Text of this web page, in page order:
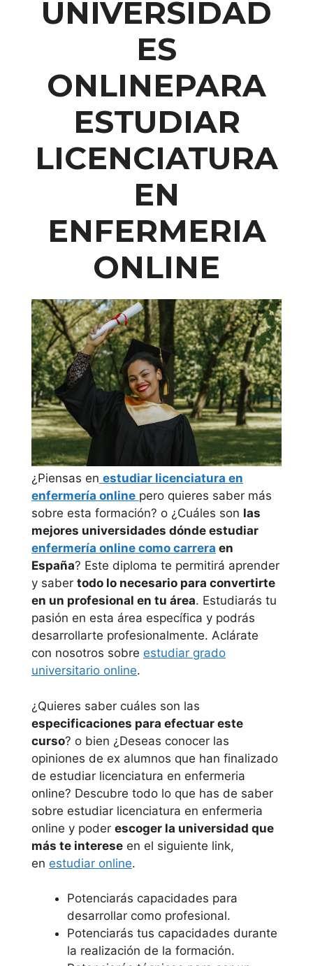
UNIVERSIDAD
ES
ONLINEPARA
ESTUDIAR
LICENCIATURA
EN
ENFERMERIA
ONLINE
¿Piensas en estudiar licenciatura en
enfermería online pero quieres saber más
sobre esta formación? o ¿Cuáles son las
mejores universidades dónde estudiar
enfermería online como carrera en
España? Este diploma te permitirá aprender
y saber todo lo necesario para convertirte
en un profesional en tu área. Estudiarás tu
pasión en esta área específica y podrás
desarrollarte profesionalmente. Aclárate
con nosotros sobre estudiar grado
universitario online.
¿Quieres saber cuáles son las
especificaciones para efectuar este
curso? o bien ¿Deseas conocer las
opiniones de ex alumnos que han finalizado
de estudiar licenciatura en enfermeria
online? Descubre todo lo que has de saber
sobre estudiar licenciatura en enfermeria
online y poder escoger la universidad que
más te interese en el siguiente link,
en estudiar online.
Potenciarás capacidades para
desarrollar como profesional.
Potenciarás tus capacidades durante
la realización de la formación.